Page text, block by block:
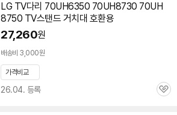
LG TV다리 70UH6350 70UH8730 70UH
8750 TV스탠드 거치대 호환용
27,260원
배송비 3,000원
가격비교
26.04. 등록
관